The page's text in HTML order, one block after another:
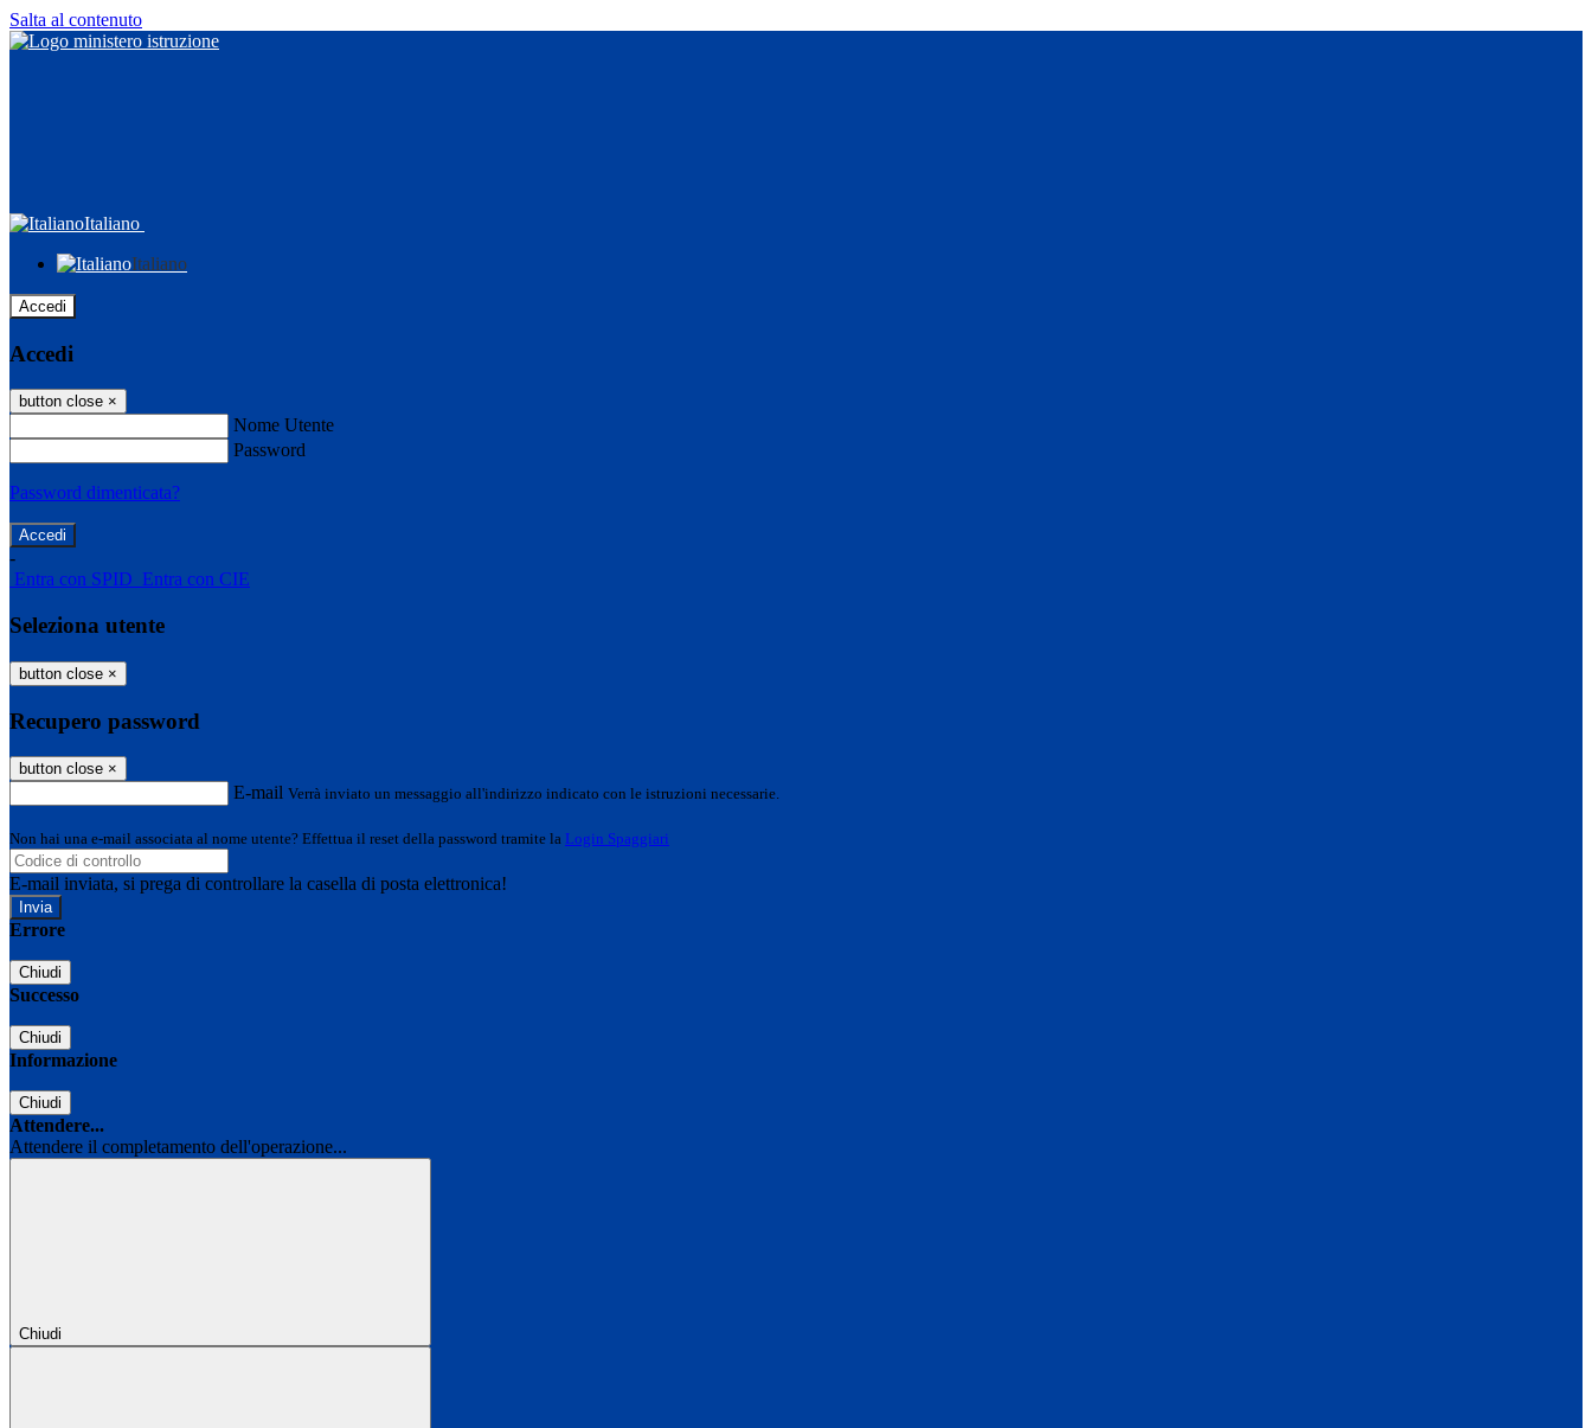
Salta al contenuto
Italiano
Italiano
Accedi
Accedi
button close ×
Nome Utente
Password
Password dimenticata?
-
Entra con SPID Entra con CIE
Seleziona utente
button close ×
Recupero password
button close ×
E-mail Verrà inviato un messaggio all'indirizzo indicato con le istruzioni necessarie.
Non hai una e-mail associata al nome utente? Effettua il reset della password tramite la Login Spaggiari
E-mail inviata, si prega di controllare la casella di posta elettronica!
Errore
Chiudi
Successo
Chiudi
Informazione
Chiudi
Attendere...
Attendere il completamento dell'operazione...
Chiudi